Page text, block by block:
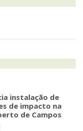
instalação de
de impacto na
de Campos